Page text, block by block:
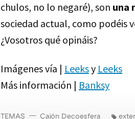
chulos, no lo negaré), son una
sociedad actual, como podéis
¿Vosotros qué opináis?
Imágenes vía | Leeksy Leeks
Más información | Banksy
TEMAS Cajón Decoesfera